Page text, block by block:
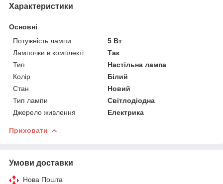
Характеристики
Основні
Потужність лампи
5 Вт
Лампочки в комплекті
Так
Тип
Настільна лампа
Колір
Білий
Стан
Новий
Тип лампи
Світлодіодна
Джерело живлення
Електрика
Приховати
Умови доставки
Нова Пошта